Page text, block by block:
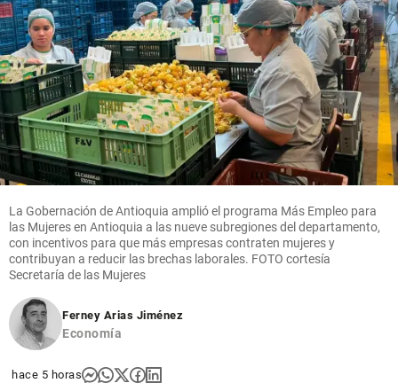
La Gobernación de Antioquia amplió el programa Más Empleo para
las Mujeres en Antioquia a las nueve subregiones del departamento,
con incentivos para que más empresas contraten mujeres y
contribuyan a reducir las brechas laborales. FOTO cortesía
Secretaría de las Mujeres
Ferney Arias Jiménez
Economía
hace 5 horas